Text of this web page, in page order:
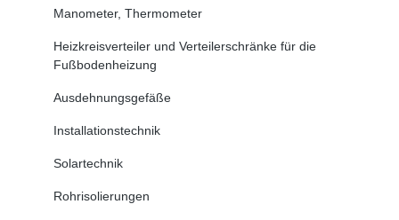
Manometer, Thermometer
Heizkreisverteiler und Verteilerschränke für die
Fußbodenheizung
Ausdehnungsgefäße
Installationstechnik
Solartechnik
Rohrisolierungen